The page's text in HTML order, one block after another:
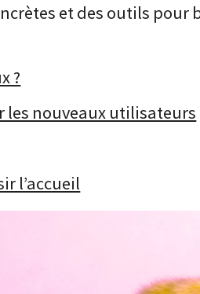
et des outils pour
?
nouveaux utilisateurs
l’accueil